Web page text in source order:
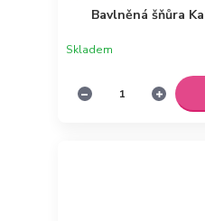
Bavlněná šňůra
Skladem